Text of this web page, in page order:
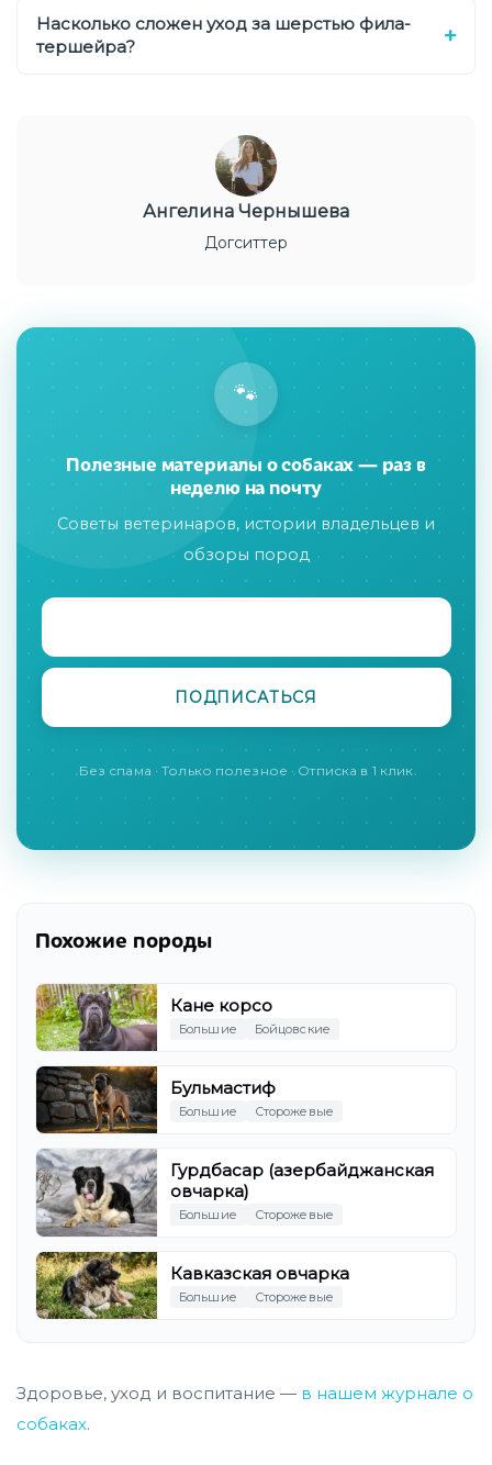
Насколько сложен уход за шерстью фила-
тершейра?
Ангелина Чернышева
Догситтер
🐾
Полезные материалы о собаках — раз в
неделю на почту
Советы ветеринаров, истории владельцев и
обзоры пород
Без спама · Только полезное · Отписка в 1 клик
Похожие породы
Кане корсо
Большие Бойцовские
Бульмастиф
Большие Сторожевые
Гурдбасар (азербайджанская
овчарка)
Большие Сторожевые
Кавказская овчарка
Большие Сторожевые
Здоровье, уход и воспитание — в нашем журнале о
собаках.